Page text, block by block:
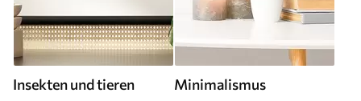
Insekten und tieren Minimalismus